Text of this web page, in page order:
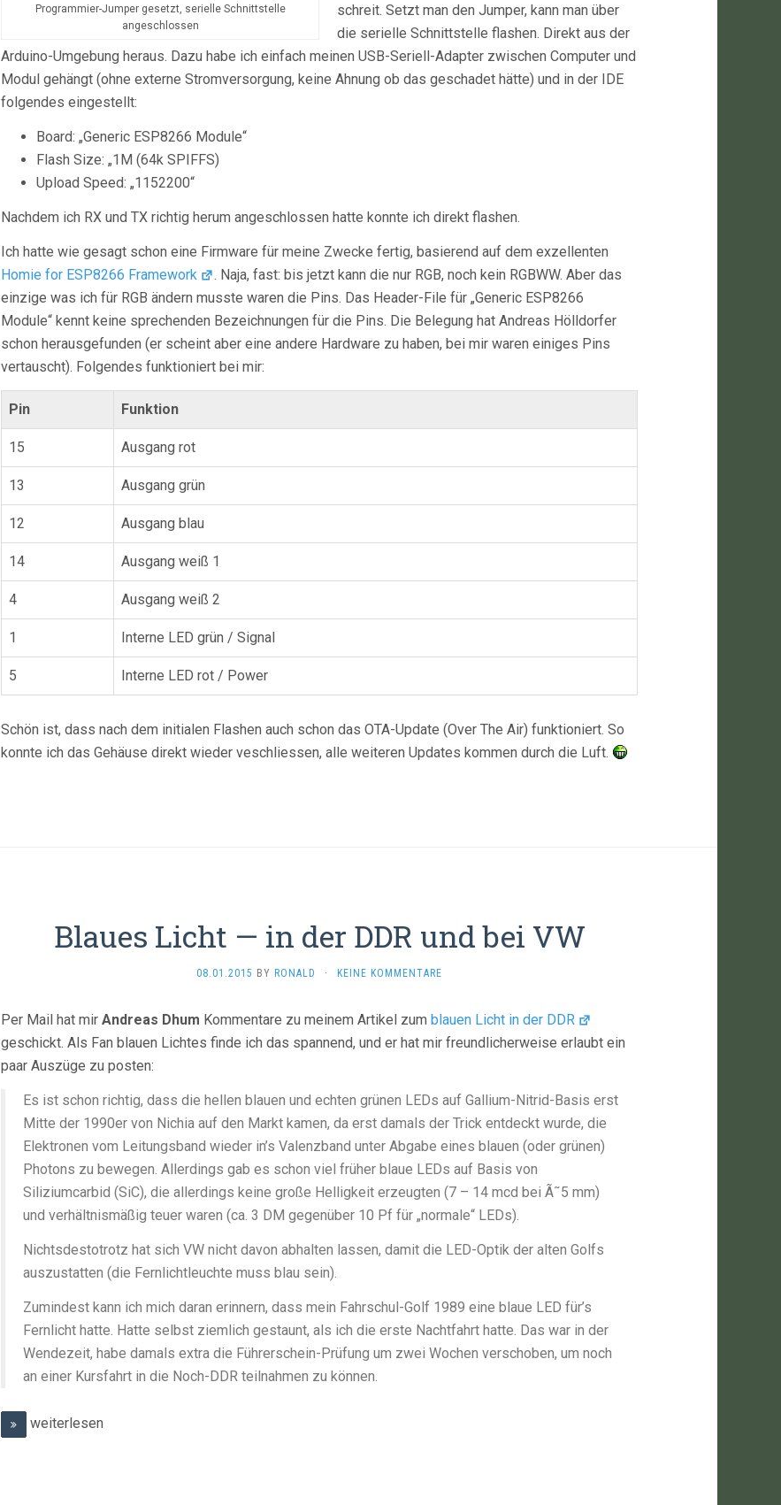
Programmier-Jumper gesetzt, serielle Schnittstelle
angeschlossen
schreit. Setzt man den Jumper, kann man über
die serielle Schnittstelle flashen. Direkt aus der
Arduino-Umgebung heraus. Dazu habe ich einfach meinen USB-Seriell-Adapter zwischen Computer und
Modul gehängt (ohne externe Stromversorgung, keine Ahnung ob das geschadet hätte) und in der IDE
folgendes eingestellt:
Board: „Generic ESP8266 Module“
Flash Size: „1M (64k SPIFFS)
Upload Speed: „1152200“
Nachdem ich RX und TX richtig herum angeschlossen hatte konnte ich direkt flashen.
Ich hatte wie gesagt schon eine Firmware für meine Zwecke fertig, basierend auf dem exzellenten
Homie for ESP8266 Framework
. Naja, fast: bis jetzt kann die nur RGB, noch kein RGBWW. Aber das
einzige was ich für RGB ändern musste waren die Pins. Das Header-File für „Generic ESP8266
Module“ kennt keine sprechenden Bezeichnungen für die Pins. Die Belegung hat Andreas Hölldorfer
schon herausgefunden (er scheint aber eine andere Hardware zu haben, bei mir waren einiges Pins
vertauscht). Folgendes funktioniert bei mir:
Pin Funktion
15 Ausgang rot
13 Ausgang grün
12 Ausgang blau
14 Ausgang weiß 1
4 Ausgang weiß 2
1 Interne LED grün / Signal
5 Interne LED rot / Power
Schön ist, dass nach dem initialen Flashen auch schon das OTA-Update (Over The Air) funktioniert. So
konnte ich das Gehäuse direkt wieder veschliessen, alle weiteren Updates kommen durch die Luft.
Blaues Licht — in der DDR und bei VW
08.01.2015 BY RONALD · KEINE KOMMENTARE
Per Mail hat mir Andreas Dhum Kommentare zu meinem Artikel zum blauen Licht in der DDR
geschickt. Als Fan blauen Lichtes finde ich das spannend, und er hat mir freundlicherweise erlaubt ein
paar Auszüge zu posten:
Es ist schon richtig, dass die hellen blauen und echten grünen LEDs auf Gallium-Nitrid-Basis erst
Mitte der 1990er von Nichia auf den Markt kamen, da erst damals der Trick entdeckt wurde, die
Elektronen vom Leitungsband wieder in’s Valenzband unter Abgabe eines blauen (oder grünen)
Photons zu bewegen. Allerdings gab es schon viel früher blaue LEDs auf Basis von
Siliziumcarbid (SiC), die allerdings keine große Helligkeit erzeugten (7 – 14 mcd bei Ã˜5 mm)
und verhältnismäßig teuer waren (ca. 3 DM gegenüber 10 Pf für „normale“ LEDs).
Nichtsdestotrotz hat sich VW nicht davon abhalten lassen, damit die LED-Optik der alten Golfs
auszustatten (die Fernlichtleuchte muss blau sein).
Zumindest kann ich mich daran erinnern, dass mein Fahrschul-Golf 1989 eine blaue LED für’s
Fernlicht hatte. Hatte selbst ziemlich gestaunt, als ich die erste Nachtfahrt hatte. Das war in der
Wendezeit, habe damals extra die Führerschein-Prüfung um zwei Wochen verschoben, um noch
an einer Kursfahrt in die Noch-DDR teilnahmen zu können.
weiterlesen